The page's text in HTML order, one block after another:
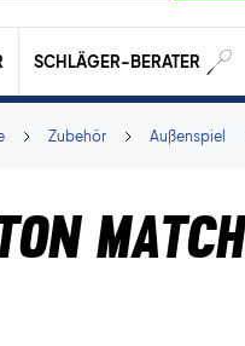
SCHLÄGER-BERATER
Außenspiel
Zubehör